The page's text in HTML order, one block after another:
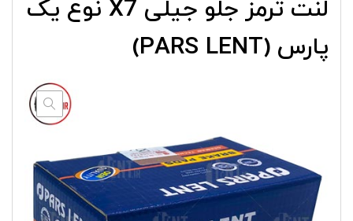
لنت ترمز جلو جیلی X7 نوع یک
پارس (PARS LENT)